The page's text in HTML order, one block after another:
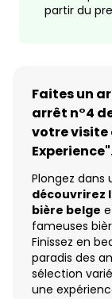
partir du
Faites un
arrêt n°4
votre visite
Plongez
découvrirez
bière belge
fameuses
Finissez en
paradis des
sélection
une